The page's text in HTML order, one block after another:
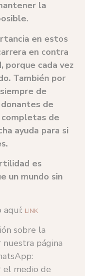
la
en estos
en contra
porque cada vez
También por
de
de
de
ayuda para si
es
un mundo sin
LINK
sobre la
nuestra página
el medio de